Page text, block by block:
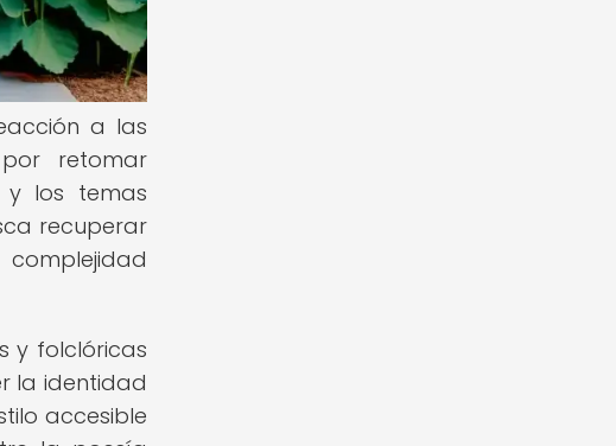
a las
retomar
y los temas
recuperar
y folclóricas
la identidad
accesible